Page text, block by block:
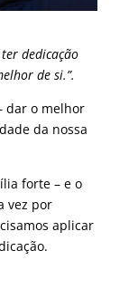
ter dedicação
de si.”.
dar o melhor
da nossa
forte – e o
vez por
aplicar